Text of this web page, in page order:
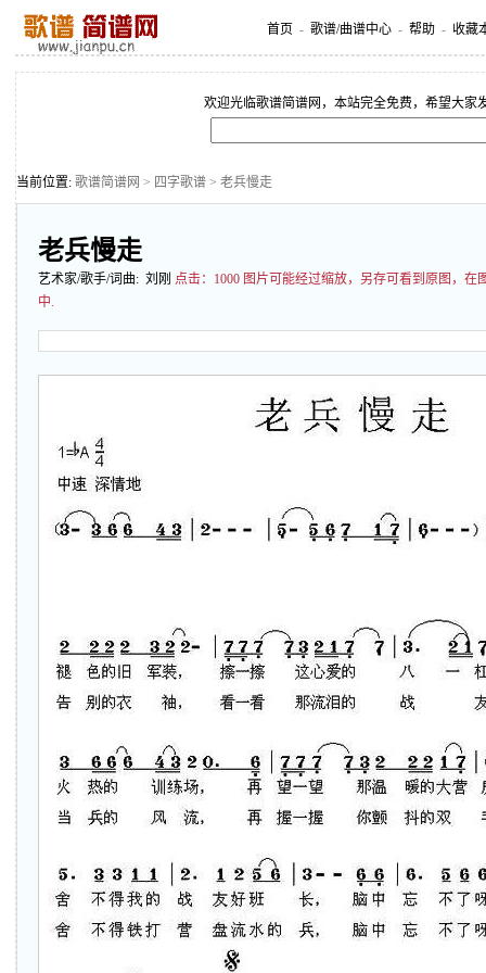
首页 - 歌谱/曲谱中心 - 帮助 - 收藏
欢迎光临歌谱简谱网，本站完全免费，希望大家
当前位置: 歌谱简谱网 > 四字歌谱 > 老兵慢走
老兵慢走
艺术家/歌手/词曲: 刘刚 点击： 1000 图片可能经过缩放，另存可看到原图，
中.